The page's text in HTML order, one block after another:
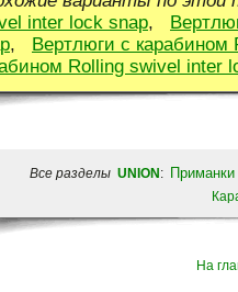
inter lock snap,
, Вертлюги с карабином
Rolling swivel inter
Все разделы UNION : Приманки
На